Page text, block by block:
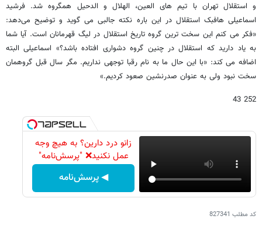
و استقلال تهران با تیم های العین، الهلال و الدحیل همگروه شد. فرشید
اسماعیلی هافبک استقلال در این باره نکته جالبی می گوید و توضیح می‌دهد:
«فکر می کنم این سخت ترین گروه تاریخ استقلال در لیگ قهرمانان است. آیا شما
به یاد دارید که استقلال در چنین گروه دشواری افتاده باشد؟» اسماعیلی البته
اضافه می کند: «با این حال ما به نام رقبا توجهی نداریم. مگر سال قبل گروهمان
سخت نبود ولی به عنوان صدرنشین صعود کردیم.»
252 43
زانو درد دارین؟ به هیچ وجه
عمل نکنید❌ "پرسش‌نامه"
◀ پرسش‌نامه
کد مطلب 827341